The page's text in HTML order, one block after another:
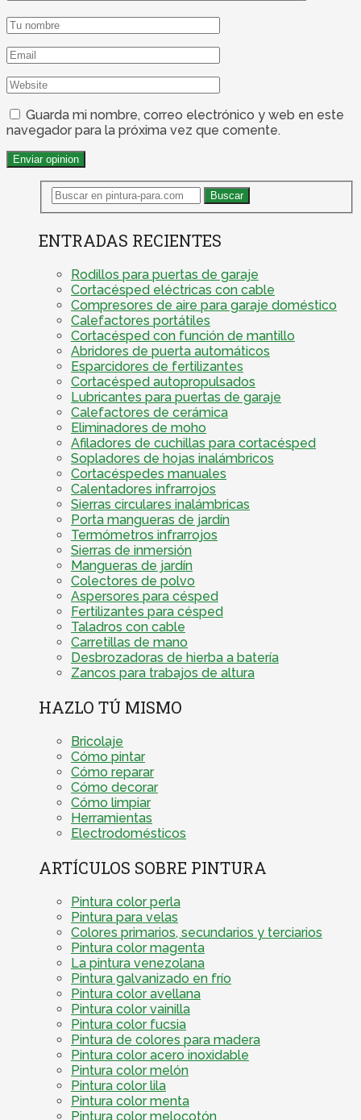
Guarda mi nombre, correo electrónico y web en este
navegador para la próxima vez que comente.
ENTRADAS RECIENTES
Rodillos para puertas de garaje
Cortacésped eléctricas con cable
Compresores de aire para garaje doméstico
Calefactores portátiles
Cortacésped con función de mantillo
Abridores de puerta automáticos
Esparcidores de fertilizantes
Cortacésped autopropulsados
Lubricantes para puertas de garaje
Calefactores de cerámica
Eliminadores de moho
Afiladores de cuchillas para cortacésped
Sopladores de hojas inalámbricos
Cortacéspedes manuales
Calentadores infrarrojos
Sierras circulares inalámbricas
Porta mangueras de jardín
Termómetros infrarrojos
Sierras de inmersión
Mangueras de jardín
Colectores de polvo
Aspersores para césped
Fertilizantes para césped
Taladros con cable
Carretillas de mano
Desbrozadoras de hierba a batería
Zancos para trabajos de altura
HAZLO TÚ MISMO
Bricolaje
Cómo pintar
Cómo reparar
Cómo decorar
Cómo limpiar
Herramientas
Electrodomésticos
ARTÍCULOS SOBRE PINTURA
Pintura color perla
Pintura para velas
Colores primarios, secundarios y terciarios
Pintura color magenta
La pintura venezolana
Pintura galvanizado en frío
Pintura color avellana
Pintura color vainilla
Pintura color fucsia
Pintura de colores para madera
Pintura color acero inoxidable
Pintura color melón
Pintura color lila
Pintura color menta
Pintura color melocotón